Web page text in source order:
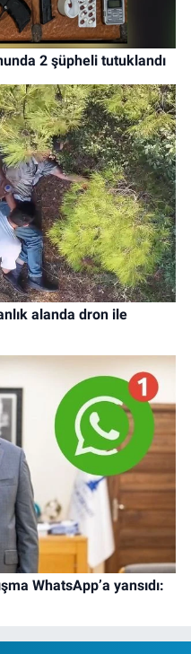
2 şüpheli tutuklandı
alanda dron ile
WhatsApp’a yansıdı: